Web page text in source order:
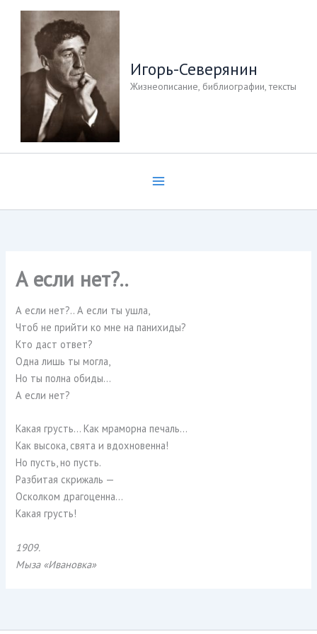
Перейти
содержимому
Игорь-Северянин
Жизнеописание, библиографии, тексты
А если нет?..
А если нет?.. А если ты ушла,
Чтоб не прийти ко мне на панихиды?
Кто даст ответ?
Одна лишь ты могла,
Но ты полна обиды…
А если нет?
Какая грусть… Как мраморна печаль…
Как высока, свята и вдохновенна!
Но пусть, но пусть.
Разбитая скрижаль —
Осколком драгоценна…
Какая грусть!
1909.
Мыза «Ивановка»